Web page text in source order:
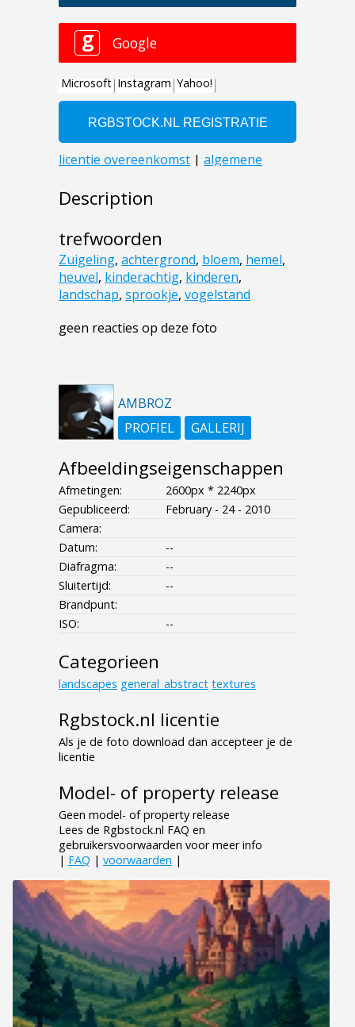
Description
trefwoorden
Zuigeling, achtergrond, bloem, hemel,
heuvel, kinderachtig, kinderen,
landschap, sprookje, vogelstand
geen reacties op deze foto
AMBROZ
PROFIEL
GALLERIJ
Afbeeldingseigenschappen
Afmetingen:
2600px * 2240px
Gepubliceerd:
February - 24 - 2010
Camera:
Datum:
--
Diafragma:
--
Sluitertijd:
--
Brandpunt:
ISO:
--
Categorieen
landscapes general_abstract textures
Rgbstock.nl licentie
Als je de foto download dan accepteer je de
licentie
Model- of property release
Geen model- of property release
Lees de Rgbstock.nl FAQ en
gebruikersvoorwaarden voor meer info
| FAQ | voorwaarden |